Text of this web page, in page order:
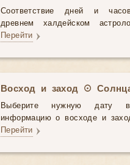
Соответствие дней и
древнем халдейском
Перейти
Восход и заход ☉
Выберите нужную дату
информацию о восходе и
Перейти